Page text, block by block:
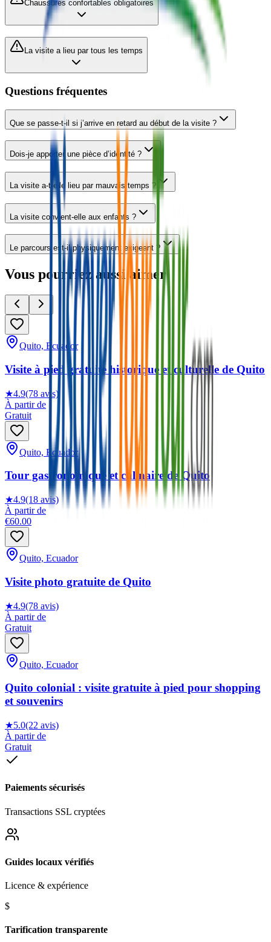
Chaussures confortables obligatoires
La visite a lieu par tous les temps
Questions fréquentes
Que se passe-t-il si j’arrive en retard au début de la visite ?
Dois-je apporter une pièce d’identité ?
La visite a-t-elle lieu par mauvais temps ?
La visite convient-elle aux enfants ?
Le parcours est-il physiquement exigeant ?
Vous pourriez aussi aimer
Quito, Ecuador
Visite à pied gratuite historique et culturelle de Quito
★4.9(78 avis)
À partir de
Gratuit
Quito, Ecuador
Tour gastronomique et culinaire de Quito
★4.9(18 avis)
À partir de
€60.00
Quito, Ecuador
Visite photo gratuite de Quito
★4.9(78 avis)
À partir de
Gratuit
Quito, Ecuador
Quito colonial : visite gratuite à pied pour shopping
et souvenirs
★5.0(22 avis)
À partir de
Gratuit
Paiements sécurisés
Transactions SSL cryptées
Guides locaux vérifiés
Licence & expérience
$
Tarification transparente